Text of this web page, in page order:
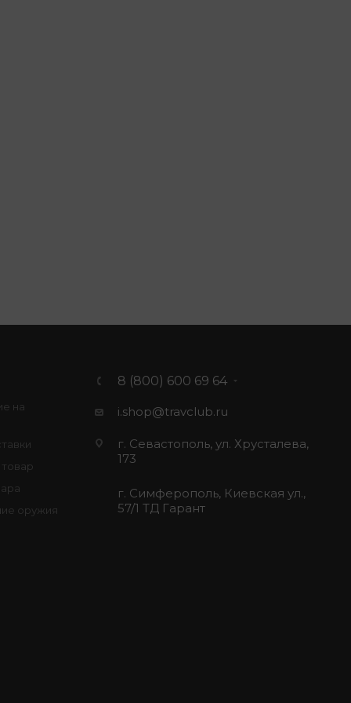
на
товар
оружия
8 (800) 600 69 64
i.shop@travclub.ru
г. Севастополь, ул. Хрусталева,
173
г. Симферополь, Киевская ул.,
57/1 ТД Гарант